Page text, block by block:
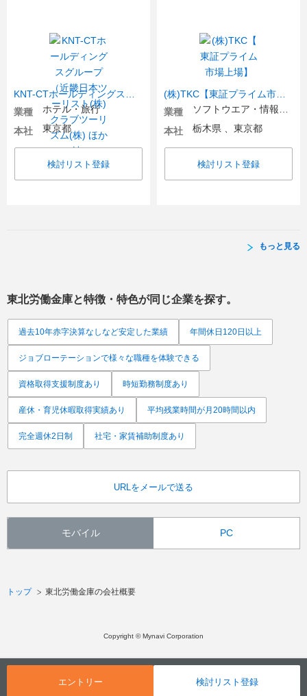
エントリー 検討リスト登録
業種
ホテル・旅行
本社
東京都
検討リスト登録
業種
本社
栃木県 、東京都
検討リスト登録
もっと見る
東北労働金庫と特徴・特色が同じ企業を探す。
過去10年赤字決算なしなど安定した業績 年間休日120日以上
ジョブローテーションで様々な職種を体験できる
資格取得支援制度あり 時短勤務制度あり
産休・育児休暇取得実績あり 平均残業時間が月20時間以内
完全週休2日制 社宅・家賃補助制度あり
URLをメールで送る
モバイル PC
トップ 東北労働金庫の会社概要
Copyright © Mynavi Corporation